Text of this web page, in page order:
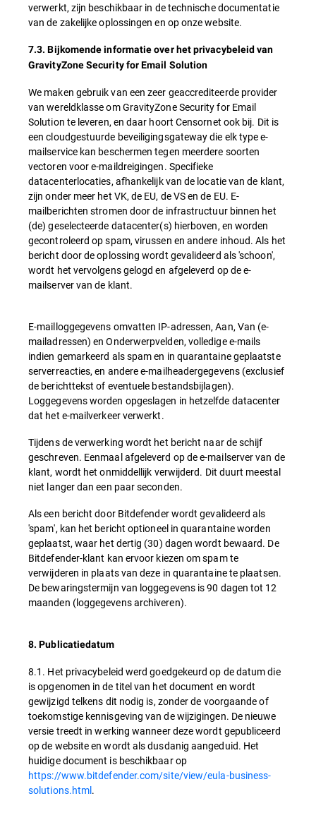
verwerkt, zijn beschikbaar in de technische documentatie
van de zakelijke oplossingen en op onze website.
7.3. Bijkomende informatie over het privacybeleid van
GravityZone Security for Email Solution
We maken gebruik van een zeer geaccrediteerde provider
van wereldklasse om GravityZone Security for Email
Solution te leveren, en daar hoort Censornet ook bij. Dit is
een cloudgestuurde beveiligingsgateway die elk type e-
mailservice kan beschermen tegen meerdere soorten
vectoren voor e-maildreigingen. Specifieke
datacenterlocaties, afhankelijk van de locatie van de klant,
zijn onder meer het VK, de EU, de VS en de EU. E-
mailberichten stromen door de infrastructuur binnen het
(de) geselecteerde datacenter(s) hierboven, en worden
gecontroleerd op spam, virussen en andere inhoud. Als het
bericht door de oplossing wordt gevalideerd als 'schoon',
wordt het vervolgens gelogd en afgeleverd op de e-
mailserver van de klant.
E-mailloggegevens omvatten IP-adressen, Aan, Van (e-
mailadressen) en Onderwerpvelden, volledige e-mails
indien gemarkeerd als spam en in quarantaine geplaatste
serverreacties, en andere e-mailheadergegevens (exclusief
de berichttekst of eventuele bestandsbijlagen).
Loggegevens worden opgeslagen in hetzelfde datacenter
dat het e-mailverkeer verwerkt.
Tijdens de verwerking wordt het bericht naar de schijf
geschreven. Eenmaal afgeleverd op de e-mailserver van de
klant, wordt het onmiddellijk verwijderd. Dit duurt meestal
niet langer dan een paar seconden.
Als een bericht door Bitdefender wordt gevalideerd als
'spam', kan het bericht optioneel in quarantaine worden
geplaatst, waar het dertig (30) dagen wordt bewaard. De
Bitdefender-klant kan ervoor kiezen om spam te
verwijderen in plaats van deze in quarantaine te plaatsen.
De bewaringstermijn van loggegevens is 90 dagen tot 12
maanden (loggegevens archiveren).
8. Publicatiedatum
8.1. Het privacybeleid werd goedgekeurd op de datum die
is opgenomen in de titel van het document en wordt
gewijzigd telkens dit nodig is, zonder de voorgaande of
toekomstige kennisgeving van de wijzigingen. De nieuwe
versie treedt in werking wanneer deze wordt gepubliceerd
op de website en wordt als dusdanig aangeduid. Het
huidige document is beschikbaar op
https://www.bitdefender.com/site/view/eula-business-
solutions.html.